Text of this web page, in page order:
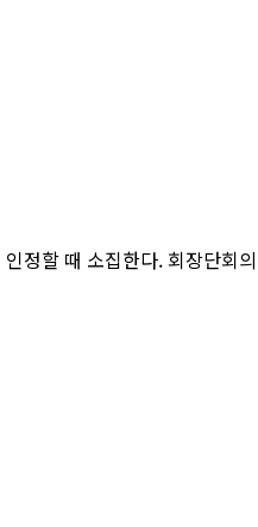
정할 때 소집한다. 회장단회